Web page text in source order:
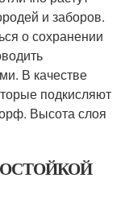
и заборов.
о сохранении
В качестве
подкисляют
Высота слоя